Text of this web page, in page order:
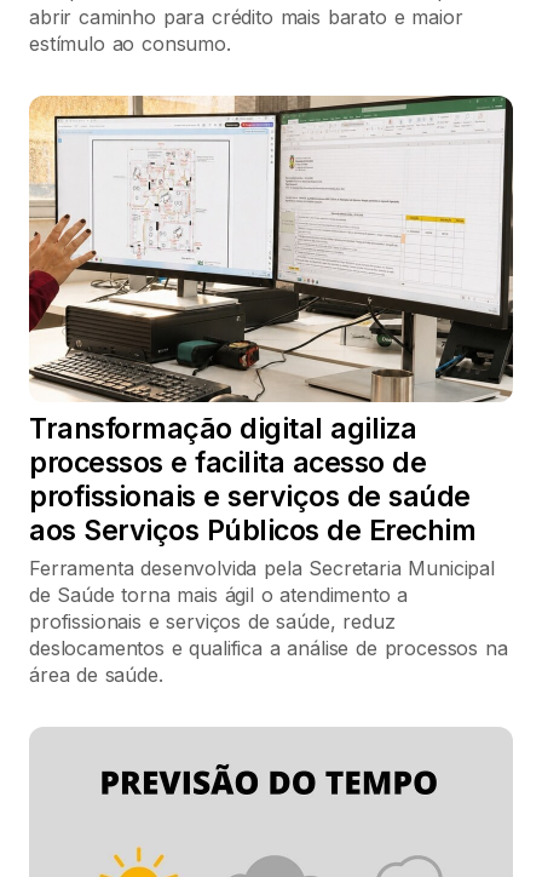
abrir caminho para crédito mais barato e maior
estímulo ao consumo.
Transformação digital agiliza
processos e facilita acesso de
profissionais e serviços de saúde
aos Serviços Públicos de Erechim
Ferramenta desenvolvida pela Secretaria Municipal
de Saúde torna mais ágil o atendimento a
profissionais e serviços de saúde, reduz
deslocamentos e qualifica a análise de processos na
área de saúde.